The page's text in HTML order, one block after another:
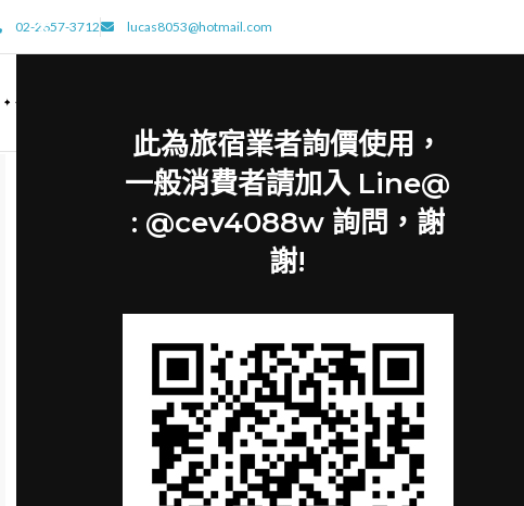
此為旅宿業者詢價使用，
一般消費者請加入 Line@
: @cev4088w 詢問，謝
謝!
02-2657-3712 lucas8053@hotmail.com